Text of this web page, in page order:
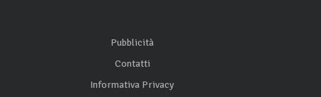
Pubblicità
Contatti
Informativa Privacy